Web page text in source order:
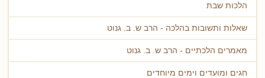
הלכות שבת
שאלות ותשובות בהלכה - הרב ש. ב. גנוט
מאמרים הלכתיים - הרב ש. ב. גנוט
חגים ומועדים וימים מיוחדים